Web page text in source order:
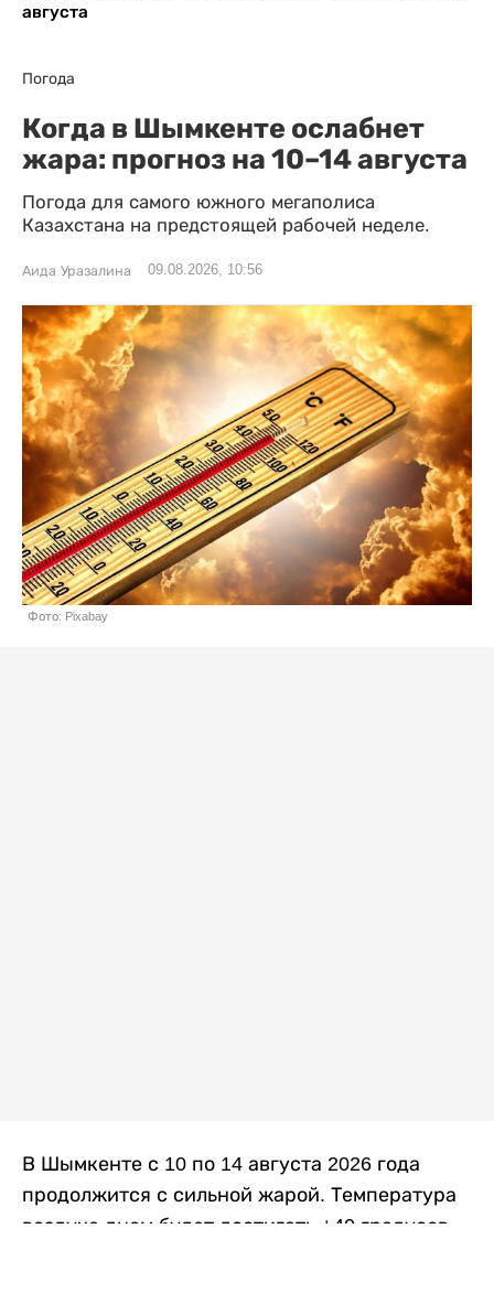
августа
Погода
Когда в Шымкенте ослабнет
жара: прогноз на 10–14 августа
Погода для самого южного мегаполиса
Казахстана на предстоящей рабочей неделе.
Аида Уразалина 09.08.2026, 10:56
Фото: Pixabay
В Шымкенте с 10 по 14 августа 2026 года
продолжится с сильной жарой. Температура
воздуха днем будет достигать +40 градусов,